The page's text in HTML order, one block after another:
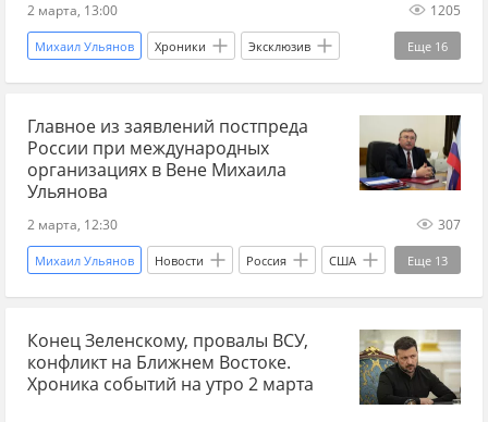
2 марта, 13:00 1205
Еще 16
Михаил Ульянов Хроники Эксклюзив
Иран Россия США
Владимир Зеленский Дональд Трамп
Вооруженные силы Украины МАГАТЭ
Украина
Главное из заявлений постпреда
России при международных
организациях в Вене Михаила
Ульянова
2 марта, 12:30 307
Еще 13
Михаил Ульянов Новости Россия США
Израиль Украина.ру МАГАТЭ
война Ближний Восток Иран
Рафаэль Гросси ядерная безопасность
Конец Зеленскому, провалы ВСУ,
конфликт на Ближнем Востоке.
Хроника событий на утро 2 марта